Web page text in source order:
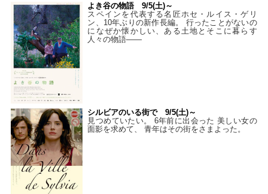
よき谷の物語 9/5(土)～
スペインを代表する名匠ホセ・ルイス・ゲリ
ン、10年ぶりの新作長編。 行ったことがないの
になぜか懐かしい、ある土地とそこに暮らす
人々の物語――
シルビアのいる街で 9/5(土)～
見つめていたい。 6年前に出会った 美しい女の
面影を求めて、 青年はその街をさまよった。